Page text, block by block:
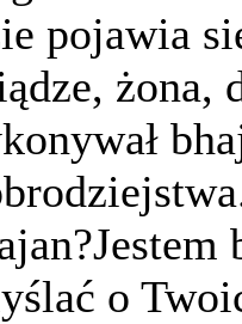
pojawia
o